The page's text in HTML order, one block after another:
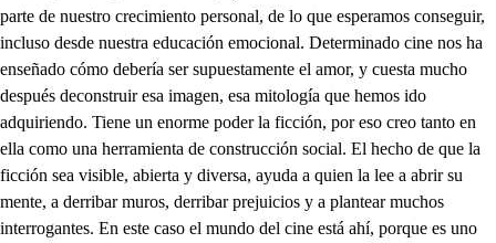
parte de nuestro crecimiento personal, de lo que esperamos conseguir,
incluso desde nuestra educación emocional. Determinado cine nos ha
enseñado cómo debería ser supuestamente el amor, y cuesta mucho
después deconstruir esa imagen, esa mitología que hemos ido
adquiriendo. Tiene un enorme poder la ficción, por eso creo tanto en
ella como una herramienta de construcción social. El hecho de que la
ficción sea visible, abierta y diversa, ayuda a quien la lee a abrir su
mente, a derribar muros, derribar prejuicios y a plantear muchos
interrogantes. En este caso el mundo del cine está ahí, porque es uno